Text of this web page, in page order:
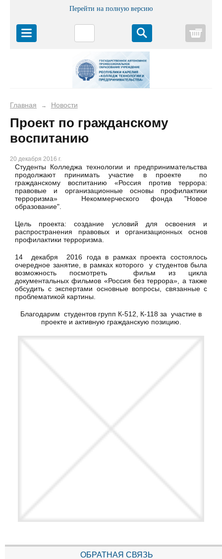
Перейти на полную версию
Главная → Новости
Проект по гражданскому
воспитанию
20 декабря 2016 г.
Студенты Колледжа технологии и предпринимательства
продолжают принимать участие в проекте по
гражданскому воспитанию «Россия против террора:
правовые и организационные основы профилактики
терроризма» Некоммерческого фонда "Новое
образование".
Цель проекта: создание условий для освоения и
распространения правовых и организационных основ
профилактики терроризма.
14 декабря 2016 года в рамках проекта состоялось
очередное занятие, в рамках которого у студентов была
возможность посмотреть фильм из цикла
документальных фильмов «Россия без террора», а также
обсудить с экспертами основные вопросы, связанные с
проблематикой картины.
Благодарим студентов групп К-512, К-118 за участие в
проекте и активную гражданскую позицию.
ОБРАТНАЯ СВЯЗЬ